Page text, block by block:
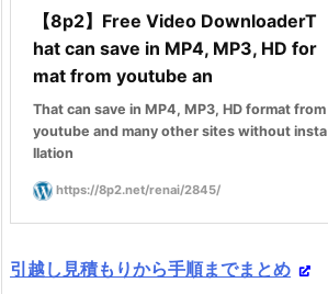
【8p2】Free Video DownloaderT
hat can save in MP4, MP3, HD for
mat from youtube an
That can save in MP4, MP3, HD format from
youtube and many other sites without insta
llation
https://8p2.net/renai/2845/
引越し見積もりから手順までまとめ